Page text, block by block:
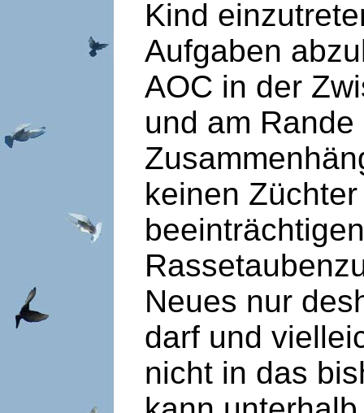
Kind
Aufgaben
AOC in der
und am
keinen
Neues nur
darf und
nicht in das